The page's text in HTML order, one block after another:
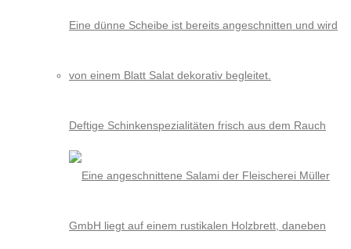
Deftige Schinkenspezialitäten frisch aus dem Rauch